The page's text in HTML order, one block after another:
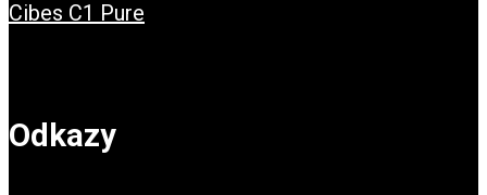
Cibes C1 Pure
Odkazy